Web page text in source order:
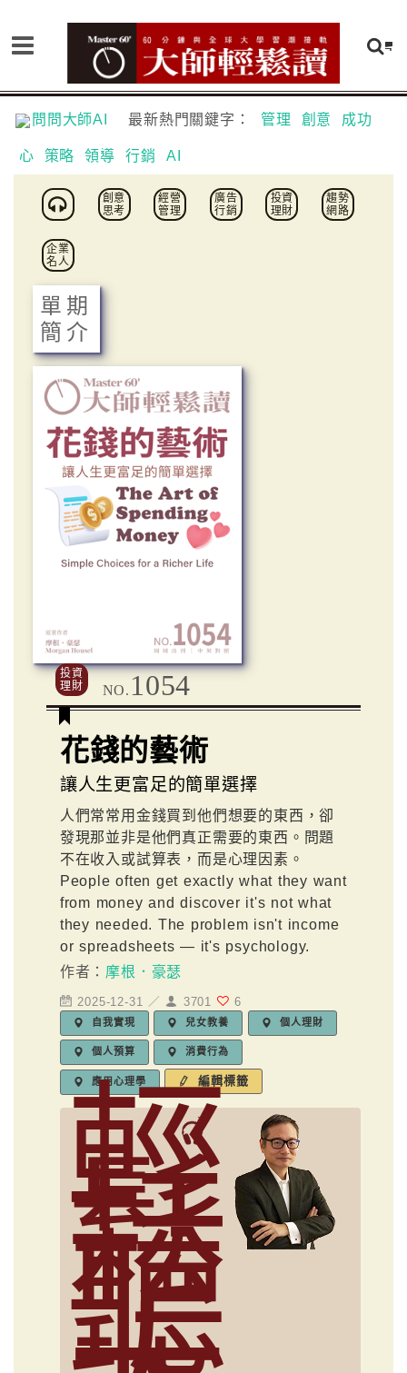
問問大師AI 最新熱門關鍵字： 管理 創意 成功
心 策略 領導 行銷 AI
創意
思考
經營
管理
廣告
行銷
投資
理財
趨勢
網路
企業
名人
單期
簡介
投資
理財
NO. 1054
花錢的藝術
讓人生更富足的簡單選擇
人們常常用金錢買到他們想要的東西，卻
發現那並非是他們真正需要的東西。問題
不在收入或試算表，而是心理因素。
People often get exactly what they want
from money and discover it's not what
they needed. The problem isn't income
or spreadsheets — it's psychology.
作者： 摩根．豪瑟
2025-12-31 ／ 3701 6
自我實現 兒女教養 個人理財
個人預算 消費行為
應用心理學 編輯標籤
輕
鬆
聽